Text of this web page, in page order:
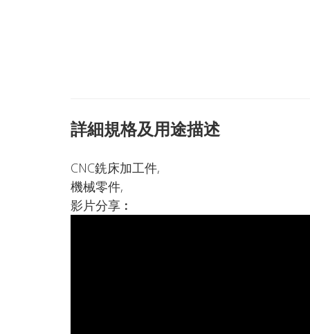
詳細規格及用途描述
CNC銑床加工件,
機械零件,
影片分享︰